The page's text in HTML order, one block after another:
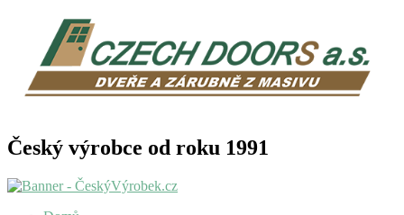
Český výrobce od roku 1991